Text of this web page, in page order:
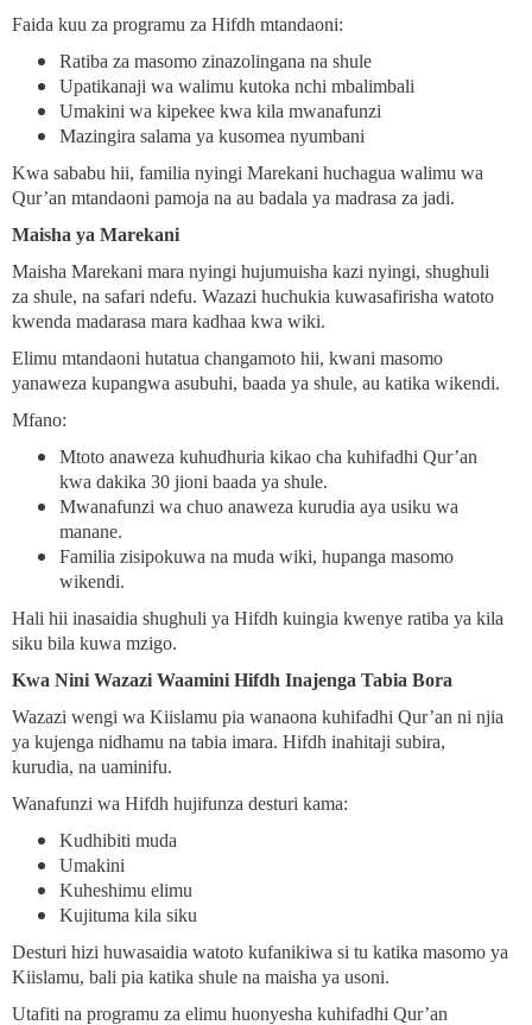
Faida kuu za programu za Hifdh mtandaoni:
Ratiba za masomo zinazolingana na shule
Upatikanaji wa walimu kutoka nchi mbalimbali
Umakini wa kipekee kwa kila mwanafunzi
Mazingira salama ya kusomea nyumbani
Kwa sababu hii, familia nyingi Marekani huchagua walimu wa
Qur’an mtandaoni pamoja na au badala ya madrasa za jadi.
Maisha ya Marekani
Maisha Marekani mara nyingi hujumuisha kazi nyingi, shughuli
za shule, na safari ndefu. Wazazi huchukia kuwasafirisha watoto
kwenda madarasa mara kadhaa kwa wiki.
Elimu mtandaoni hutatua changamoto hii, kwani masomo
yanaweza kupangwa asubuhi, baada ya shule, au katika wikendi.
Mfano:
Mtoto anaweza kuhudhuria kikao cha kuhifadhi Qur’an
kwa dakika 30 jioni baada ya shule.
Mwanafunzi wa chuo anaweza kurudia aya usiku wa
manane.
Familia zisipokuwa na muda wiki, hupanga masomo
wikendi.
Hali hii inasaidia shughuli ya Hifdh kuingia kwenye ratiba ya kila
siku bila kuwa mzigo.
Kwa Nini Wazazi Waamini Hifdh Inajenga Tabia Bora
Wazazi wengi wa Kiislamu pia wanaona kuhifadhi Qur’an ni njia
ya kujenga nidhamu na tabia imara. Hifdh inahitaji subira,
kurudia, na uaminifu.
Wanafunzi wa Hifdh hujifunza desturi kama:
Kudhibiti muda
Umakini
Kuheshimu elimu
Kujituma kila siku
Desturi hizi huwasaidia watoto kufanikiwa si tu katika masomo ya
Kiislamu, bali pia katika shule na maisha ya usoni.
Utafiti na programu za elimu huonyesha kuhifadhi Qur’an